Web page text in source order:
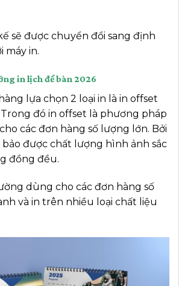
sẽ được chuyển đổi sang định
máy in.
in lịch để bàn 2026
lựa chọn 2 loại in là in offset
đó in offset là phương pháp
các đơn hàng số lượng lớn. Bởi
bảo được chất lượng hình ảnh sắc
đồng đều.
dùng cho các đơn hàng số
và in trên nhiều loại chất liệu